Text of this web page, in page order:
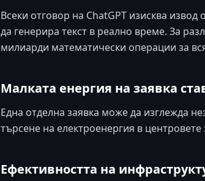
Всеки отговор на ChatGPT изисква
да генерира текст в реално време. За
милиарди математически операции за
Малката енергия на заявка
Една отделна заявка може да изглежда
търсене на електроенергия в
Ефективността на